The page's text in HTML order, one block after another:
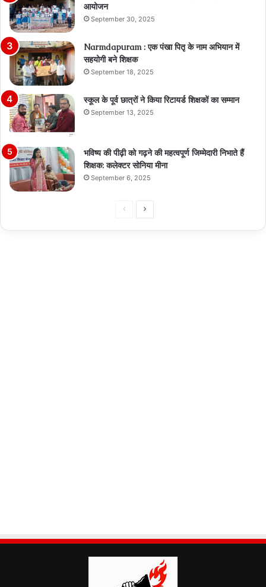
आयोजन
September 30, 2025
Narmdapuram : एक पंखा पितृ के नाम अभियान में
सहयोगी बने शिक्षक
September 18, 2025
स्कूल के पूर्व छात्रों ने किया रिटायर्ड शिक्षकों का सम्मान
September 13, 2025
भविष्य की पीढ़ी को गढ़ने की महत्वपूर्ण जिम्मेदारी निभाते हैं
शिक्षक: कलेक्टर सोनिया मीना
September 6, 2025
PreviousNext